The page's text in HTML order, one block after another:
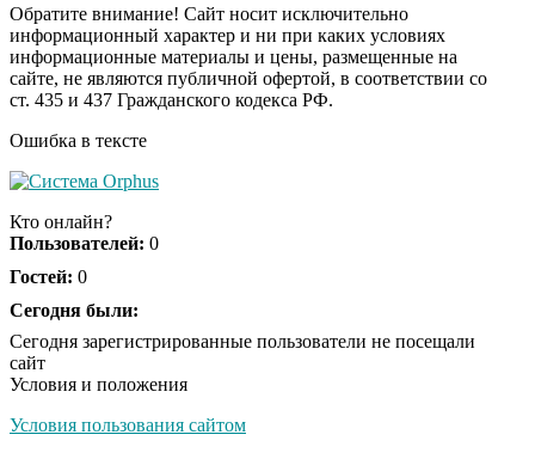
долго
i
Королева вагона
отожгла! Видео не
оставит равнодушным
США — Южной
всё, что я подарил —
Patriot и THAAD»
Экс-бойфренд дочери
из-за макарон
Забывший о
Обратите внимание! Сайт носит исключительно
информационный характер и ни при каких условиях
информационные материалы и цены, размещенные на
сайте, не являются публичной офертой, в соответствии со
ст. 435 и 437 Гражданского кодекса РФ.
Ошибка в тексте
Кто онлайн?
Пользователей: 0
Гостей: 0
Сегодня были:
Сегодня зарегистрированные пользователи не посещали
сайт
Условия и положения
Условия пользования сайтом